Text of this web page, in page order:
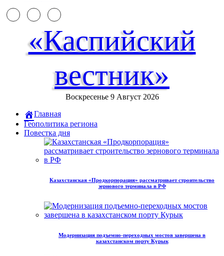
«Каспийский
вестник»
Воскресенье 9 Август 2026
Главная
Геополитика региона
Повестка дня
Казахстанская «Продкорпорация» рассматривает строительство
зернового терминала в РФ
Модернизация подъемно-переходных мостов завершена в
казахстанском порту Курык